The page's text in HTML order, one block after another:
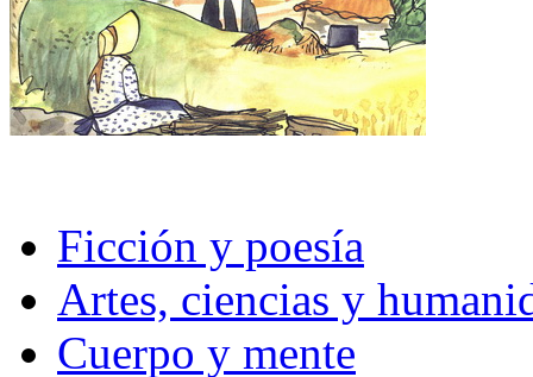
Ficción y poesía
Artes, ciencias y
Cuerpo y mente